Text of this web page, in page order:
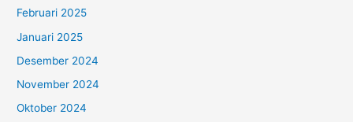
Februari 2025
Januari 2025
Desember 2024
November 2024
Oktober 2024